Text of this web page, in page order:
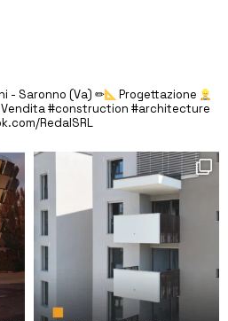
- Saronno (Va) ✏
Progettazione
Vendita#construction #architecture
RedalSRL